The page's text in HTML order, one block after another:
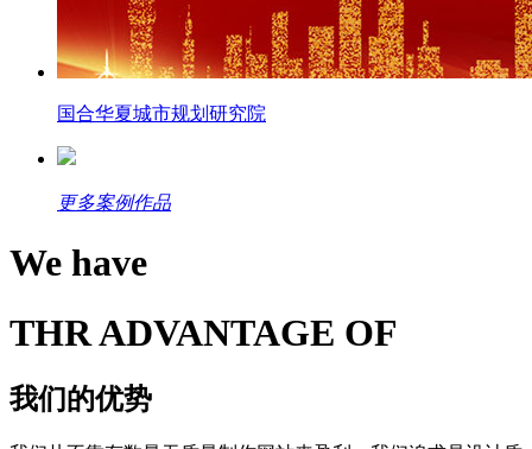
国合华夏城市规划研究院
更多案例作品
We have
THR ADVANTAGE OF
我们的优势